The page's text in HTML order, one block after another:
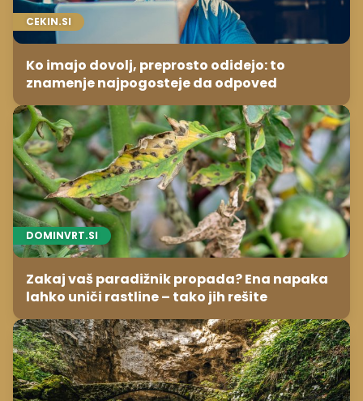
CEKIN.SI
Ko imajo dovolj, preprosto odidejo: to
znamenje najpogosteje da odpoved
DOMINVRT.SI
Zakaj vaš paradižnik propada? Ena napaka
lahko uniči rastline – tako jih rešite